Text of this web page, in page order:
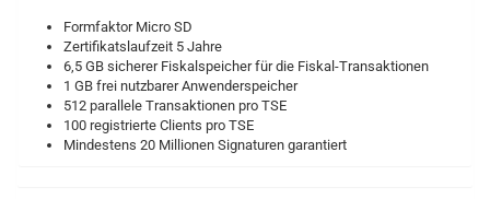
Formfaktor Micro SD
Zertifikatslaufzeit 5 Jahre
6,5 GB sicherer Fiskalspeicher für die Fiskal-Transaktionen
1 GB frei nutzbarer Anwenderspeicher
512 parallele Transaktionen pro TSE
100 registrierte Clients pro TSE
Mindestens 20 Millionen Signaturen garantiert